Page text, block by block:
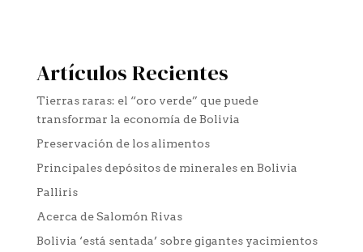
Artículos Recientes
Tierras raras: el “oro verde” que puede
transformar la economía de Bolivia
Preservación de los alimentos
Principales depósitos de minerales en Bolivia
Palliris
Acerca de Salomón Rivas
Bolivia ‘está sentada’ sobre gigantes yacimientos